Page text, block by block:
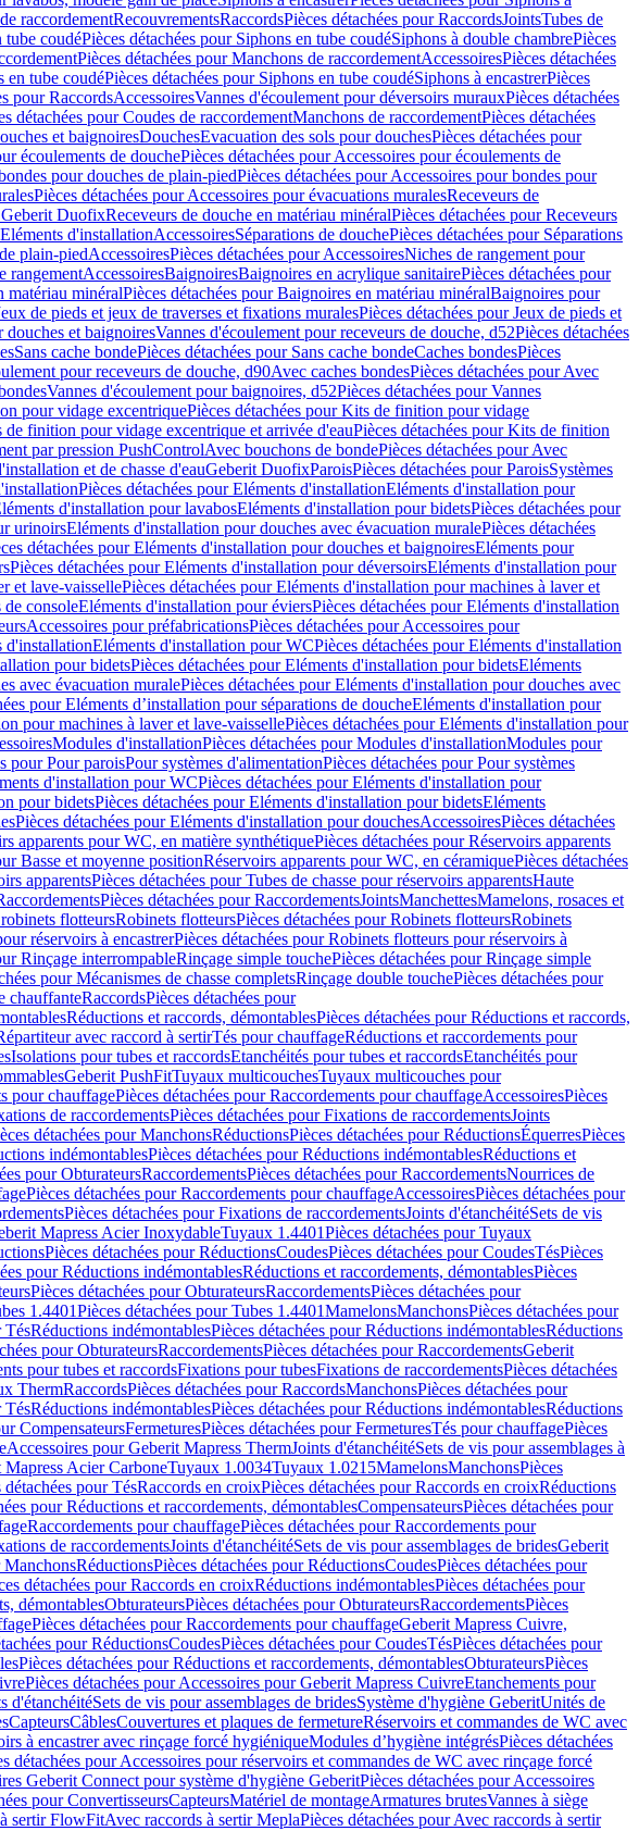
raccordementRecouvrementsRaccordsPièces détachées pour RaccordsJointsTubes de
tube coudéPièces détachées pour Siphons en tube coudéSiphons à double chambrePièces
Pièces détachées pour Manchons de raccordementAccessoiresPièces détachées
en tube coudéPièces détachées pour Siphons en tube coudéSiphons à encastrerPièces
pour RaccordsAccessoiresVannes d'écoulement pour déversoirs murauxPièces détachées
détachées pour Coudes de raccordementManchons de raccordementPièces détachées
et baignoiresDouchesEvacuation des sols pour douchesPièces détachées pour
écoulements de douchePièces détachées pour Accessoires pour écoulements de
pour douches de plain-piedPièces détachées pour Accessoires pour bondes pour
Pièces détachées pour Accessoires pour évacuations muralesReceveurs de
Geberit DuofixReceveurs de douche en matériau minéralPièces détachées pour Receveurs
d'installationAccessoiresSéparations de douchePièces détachées pour Séparations
plain-piedAccessoiresPièces détachées pour AccessoiresNiches de rangement pour
rangementAccessoiresBaignoiresBaignoires en acrylique sanitairePièces détachées pour
matériau minéralPièces détachées pour Baignoires en matériau minéralBaignoires pour
de pieds et jeux de traverses et fixations muralesPièces détachées pour Jeux de pieds et
douches et baignoiresVannes d'écoulement pour receveurs de douche, d52Pièces détachées
Sans cache bondePièces détachées pour Sans cache bondeCaches bondesPièces
pour receveurs de douche, d90Avec caches bondesPièces détachées pour Avec
Vannes d'écoulement pour baignoires, d52Pièces détachées pour Vannes
pour vidage excentriquePièces détachées pour Kits de finition pour vidage
de finition pour vidage excentrique et arrivée d'eauPièces détachées pour Kits de finition
par pression PushControlAvec bouchons de bondePièces détachées pour Avec
et de chasse d'eauGeberit DuofixParoisPièces détachées pour ParoisSystèmes
Pièces détachées pour Eléments d'installationEléments d'installation pour
d'installation pour lavabosEléments d'installation pour bidetsPièces détachées pour
urinoirsEléments d'installation pour douches avec évacuation muralePièces détachées
détachées pour Eléments d'installation pour douches et baignoiresEléments pour
Pièces détachées pour Eléments d'installation pour déversoirsEléments d'installation pour
et lave-vaissellePièces détachées pour Eléments d'installation pour machines à laver et
de consoleEléments d'installation pour éviersPièces détachées pour Eléments d'installation
Accessoires pour préfabricationsPièces détachées pour Accessoires pour
d'installationEléments d'installation pour WCPièces détachées pour Eléments d'installation
pour bidetsPièces détachées pour Eléments d'installation pour bidetsEléments
avec évacuation muralePièces détachées pour Eléments d'installation pour douches avec
pour Eléments d’installation pour séparations de doucheEléments d'installation pour
pour machines à laver et lave-vaissellePièces détachées pour Eléments d'installation pour
Modules d'installationPièces détachées pour Modules d'installationModules pour
pour Pour paroisPour systèmes d'alimentationPièces détachées pour Pour systèmes
d'installation pour WCPièces détachées pour Eléments d'installation pour
pour bidetsPièces détachées pour Eléments d'installation pour bidetsEléments
Pièces détachées pour Eléments d'installation pour douchesAccessoiresPièces détachées
apparents pour WC, en matière synthétiquePièces détachées pour Réservoirs apparents
Basse et moyenne positionRéservoirs apparents pour WC, en céramiquePièces détachées
apparentsPièces détachées pour Tubes de chasse pour réservoirs apparentsHaute
Pièces détachées pour RaccordementsJointsManchettesMamelons, rosaces et
flotteursRobinets flotteursPièces détachées pour Robinets flotteursRobinets
réservoirs à encastrerPièces détachées pour Robinets flotteurs pour réservoirs à
Rinçage interrompableRinçage simple touchePièces détachées pour Rinçage simple
pour Mécanismes de chasse completsRinçage double touchePièces détachées pour
chauffanteRaccordsPièces détachées pour
Réductions et raccords, démontablesPièces détachées pour Réductions et raccords,
avec raccord à sertirTés pour chauffageRéductions et raccordements pour
Isolations pour tubes et raccordsEtanchéités pour tubes et raccordsEtanchéités pour
Geberit PushFitTuyaux multicouchesTuyaux multicouches pour
pour chauffagePièces détachées pour Raccordements pour chauffageAccessoiresPièces
de raccordementsPièces détachées pour Fixations de raccordementsJoints
détachées pour ManchonsRéductionsPièces détachées pour RéductionsÉquerresPièces
indémontablesPièces détachées pour Réductions indémontablesRéductions et
pour ObturateursRaccordementsPièces détachées pour RaccordementsNourrices de
Pièces détachées pour Raccordements pour chauffageAccessoiresPièces détachées pour
Pièces détachées pour Fixations de raccordementsJoints d'étanchéitéSets de vis
Mapress Acier InoxydableTuyaux 1.4401Pièces détachées pour Tuyaux
Pièces détachées pour RéductionsCoudesPièces détachées pour CoudesTésPièces
pour Réductions indémontablesRéductions et raccordements, démontablesPièces
Pièces détachées pour ObturateursRaccordementsPièces détachées pour
1.4401Pièces détachées pour Tubes 1.4401MamelonsManchonsPièces détachées pour
TésRéductions indémontablesPièces détachées pour Réductions indémontablesRéductions
pour ObturateursRaccordementsPièces détachées pour RaccordementsGeberit
pour tubes et raccordsFixations pour tubesFixations de raccordementsPièces détachées
ThermRaccordsPièces détachées pour RaccordsManchonsPièces détachées pour
TésRéductions indémontablesPièces détachées pour Réductions indémontablesRéductions
CompensateursFermeturesPièces détachées pour FermeturesTés pour chauffagePièces
Accessoires pour Geberit Mapress ThermJoints d'étanchéitéSets de vis pour assemblages à
Mapress Acier CarboneTuyaux 1.0034Tuyaux 1.0215MamelonsManchonsPièces
détachées pour TésRaccords en croixPièces détachées pour Raccords en croixRéductions
pour Réductions et raccordements, démontablesCompensateursPièces détachées pour
Raccordements pour chauffagePièces détachées pour Raccordements pour
de raccordementsJoints d'étanchéitéSets de vis pour assemblages de bridesGeberit
ManchonsRéductionsPièces détachées pour RéductionsCoudesPièces détachées pour
détachées pour Raccords en croixRéductions indémontablesPièces détachées pour
démontablesObturateursPièces détachées pour ObturateursRaccordementsPièces
Pièces détachées pour Raccordements pour chauffageGeberit Mapress Cuivre,
pour RéductionsCoudesPièces détachées pour CoudesTésPièces détachées pour
Pièces détachées pour Réductions et raccordements, démontablesObturateursPièces
Pièces détachées pour Accessoires pour Geberit Mapress CuivreEtanchements pour
d'étanchéitéSets de vis pour assemblages de bridesSystème d'hygiène GeberitUnités de
CapteursCâblesCouvertures et plaques de fermetureRéservoirs et commandes de WC avec
à encastrer avec rinçage forcé hygiéniqueModules d’hygiène intégrésPièces détachées
détachées pour Accessoires pour réservoirs et commandes de WC avec rinçage forcé
Geberit Connect pour système d'hygiène GeberitPièces détachées pour Accessoires
pour ConvertisseursCapteursMatériel de montageArmatures brutesVannes à siège
sertir FlowFitAvec raccords à sertir MeplaPièces détachées pour Avec raccords à sertir